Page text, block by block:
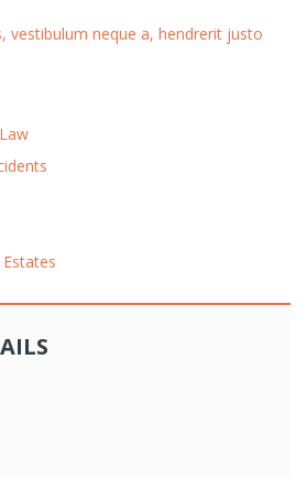
vestibulum neque a, hendrerit justo